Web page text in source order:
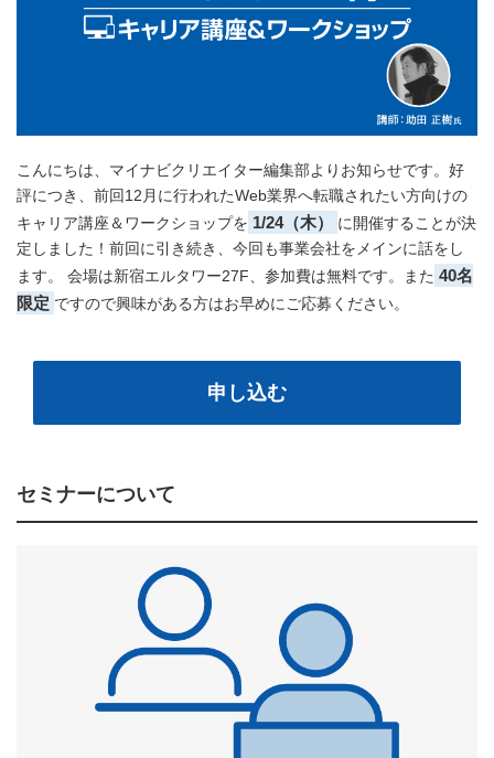
こんにちは、マイナビクリエイター編集部よりお知らせです。好
評につき、前回12月に行われたWeb業界へ転職されたい方向けの
キャリア講座＆ワークショップを 1/24（木）
に開催することが決
定しました！前回に引き続き、今回も事業会社をメインに話をし
ます。 会場は新宿エルタワー27F、参加費は無料です。また 40名
限定 ですので興味がある方はお早めにご応募ください。
申し込む
セミナーについて